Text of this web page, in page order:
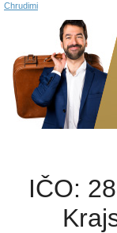
Chrudimi
IČO: